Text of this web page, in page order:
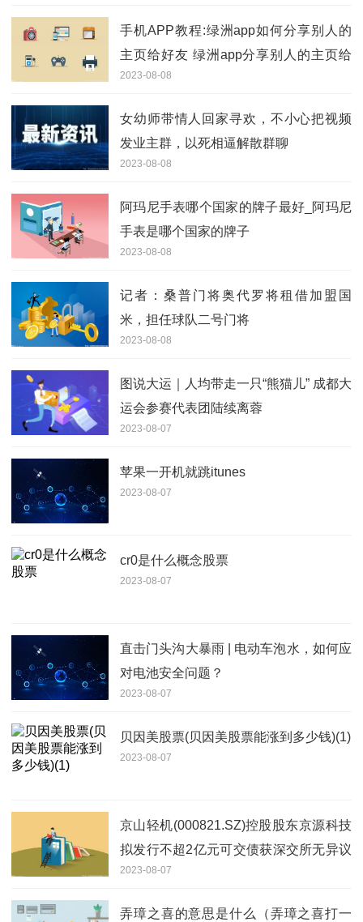
手机APP教程:绿洲app如何分享别人的
主页给好友 绿洲app分享别人的主页给
好友的方法
2023-08-08
女幼师带情人回家寻欢，不小心把视频
发业主群，以死相逼解散群聊
2023-08-08
阿玛尼手表哪个国家的牌子最好_阿玛尼
手表是哪个国家的牌子
2023-08-08
记者：桑普门将奥代罗将租借加盟国
米，担任球队二号门将
2023-08-08
图说大运｜人均带走一只“熊猫儿” 成都大
运会参赛代表团陆续离蓉
2023-08-07
苹果一开机就跳itunes
2023-08-07
cr0是什么概念股票
2023-08-07
直击门头沟大暴雨 | 电动车泡水，如何应
对电池安全问题？
2023-08-07
贝因美股票(贝因美股票能涨到多少钱)(1)
2023-08-07
京山轻机(000821.SZ)控股股东京源科技
拟发行不超2亿元可交债获深交所无异议
函
2023-08-07
弄璋之喜的意思是什么（弄璋之喜打一